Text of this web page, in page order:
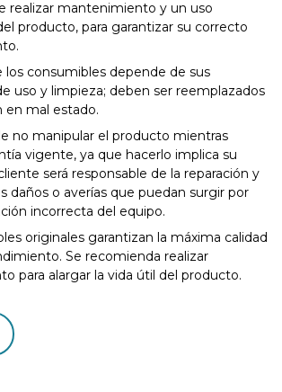
realizar mantenimiento y un uso
producto, para garantizar su correcto
los consumibles depende de sus
uso y limpieza; deben ser reemplazados
en mal estado.
no manipular el producto mientras
vigente, ya que hacerlo implica su
será responsable de la reparación y
daños o averías que puedan surgir por
incorrecta del equipo.
originales garantizan la máxima calidad
Se recomienda realizar
para alargar la vida útil del producto.